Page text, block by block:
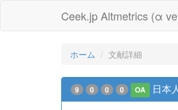
Ceek.jp Altmetrics (α
ホーム 文献詳細
9 0 0 0 OA 日本